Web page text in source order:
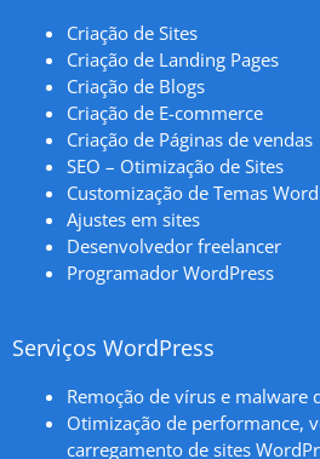
Criação de Sites
Criação de Landing Pages
Criação de Blogs
Criação de E-commerce
Criação de Páginas de vendas
SEO – Otimização de Sites
Customização de Temas
Ajustes em sites
Desenvolvedor freelancer
Programador WordPress
Serviços WordPress
Remoção de vírus e malware
Otimização de performance,
carregamento de sites